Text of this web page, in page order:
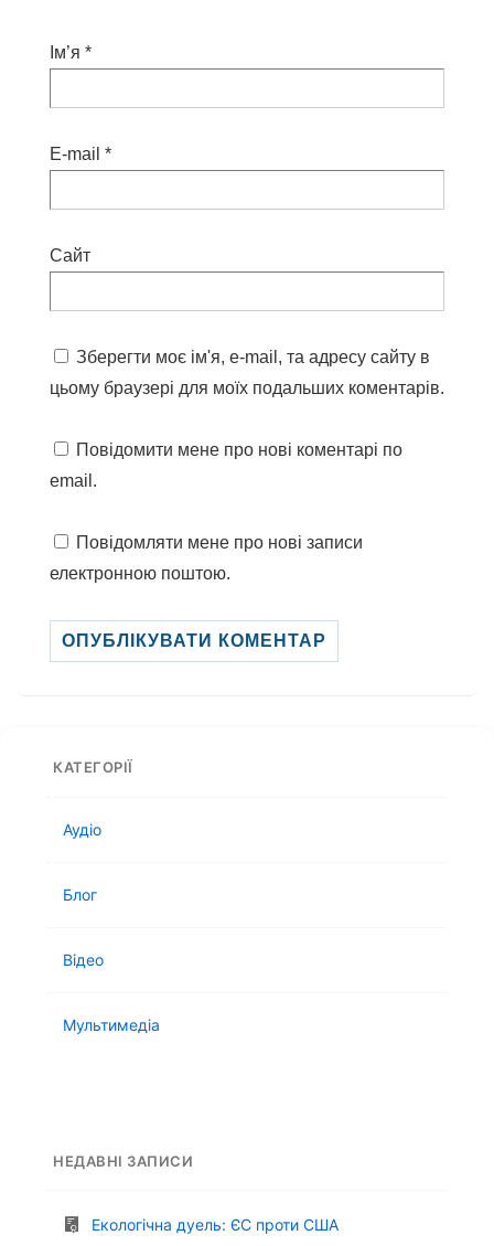
Ім’я *
E-mail *
Сайт
Зберегти моє ім'я, e-mail, та адресу сайту в
цьому браузері для моїх подальших коментарів.
Повідомити мене про нові коментарі по
email.
Повідомляти мене про нові записи
електронною поштою.
КАТЕГОРІЇ
Аудіо
Блог
Відео
Мультимедіа
НЕДАВНІ ЗАПИСИ
Екологічна дуель: ЄС проти США